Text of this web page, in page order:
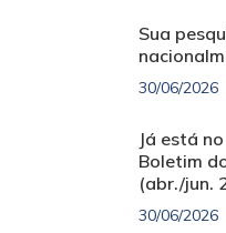
Sua
30/06/2026
Já está
Boletim
(abr./jun.
30/06/2026